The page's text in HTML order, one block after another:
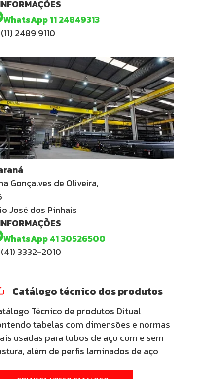
WhatsApp 11 24849313
(11) 2489 9110
Gonçalves de Oliveira,
José dos Pinhais
WhatsApp 41 30526500
(41) 3332-2010
Catálogo técnico dos produtos
Técnico de produtos Ditual
tabelas com dimensões e normas
usadas para tubos de aço com e sem
além de perfis laminados de aço